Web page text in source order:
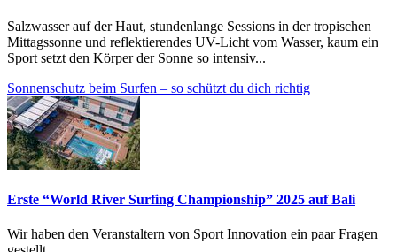
Salzwasser auf der Haut, stundenlange Sessions in der tropischen
Mittagssonne und reflektierendes UV-Licht vom Wasser, kaum ein
Sport setzt den Körper der Sonne so intensiv...
Sonnenschutz beim Surfen – so schützt du dich richtig
Erste “World River Surfing Championship” 2025 auf Bali
Wir haben den Veranstaltern von Sport Innovation ein paar Fragen